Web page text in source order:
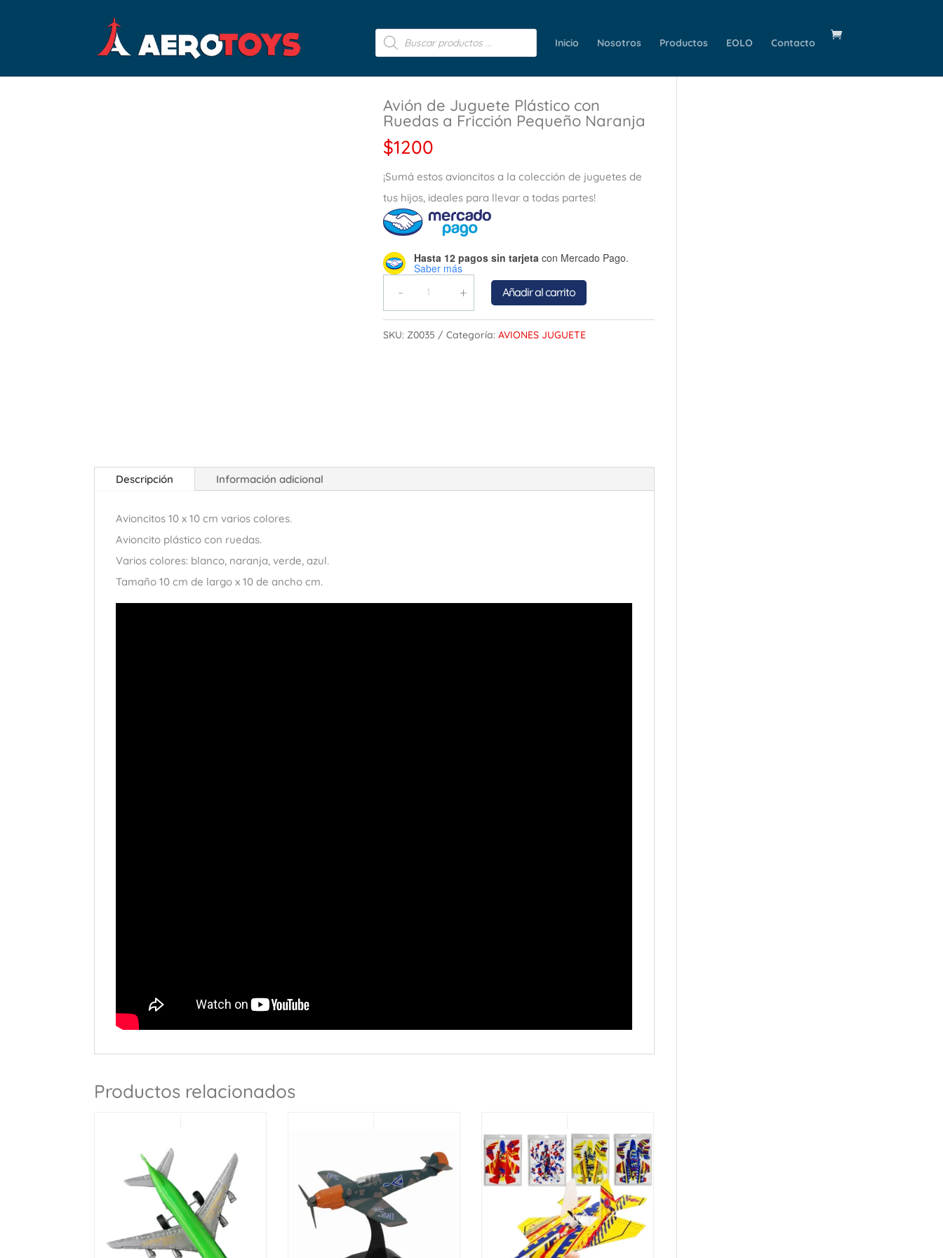
Búsqueda
de
productos
Inicio Nosotros Productos EOLO Contacto
Avión de Juguete Plástico con
Ruedas a Fricción Pequeño Naranja
$1200
¡Sumá estos avioncitos a la colección de juguetes de
tus hijos, ideales para llevar a todas partes!
Hasta 12 pagos sin tarjeta con Mercado Pago.
Saber más
Añadir al carrito
SKU: Z0035 Categoría: AVIONES JUGUETE
Descripción Información adicional
Avioncitos 10 x 10 cm varios colores.
Avioncito plástico con ruedas.
Varios colores: blanco, naranja, verde, azul.
Tamaño 10 cm de largo x 10 de ancho cm.
Productos relacionados